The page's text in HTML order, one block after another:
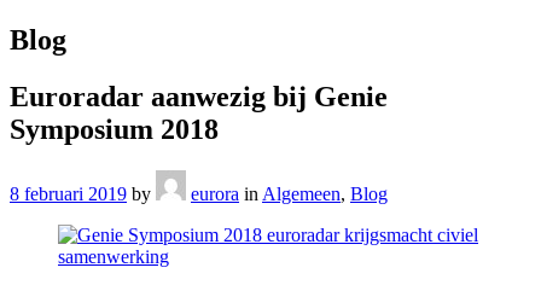
Blog
Euroradar aanwezig bij Genie
Symposium 2018
8 februari 2019 by eurora in Algemeen, Blog